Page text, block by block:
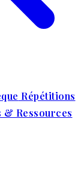
Répétitions
Ressources